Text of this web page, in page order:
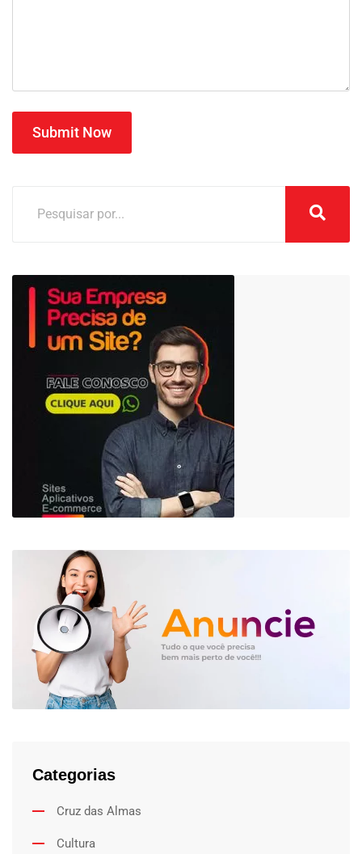
Submit Now
Categorias
Cruz das Almas
Cultura